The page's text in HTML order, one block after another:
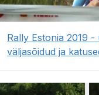
Rally Estonia 2019
väljasõidud ja